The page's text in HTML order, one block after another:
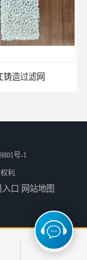
陶瓷过滤器耐高温
棉可定制耐高温
号-1
利.
入口 网站地图